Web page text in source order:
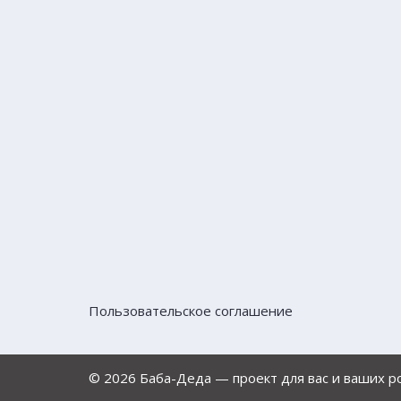
Пользовательское соглашение
© 2026 Баба-Деда — проект для вас и ваших